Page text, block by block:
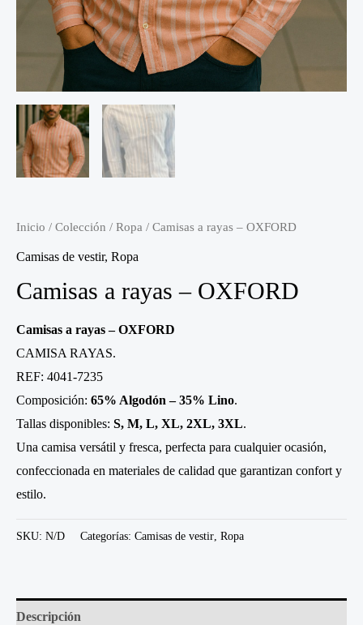
Inicio / Colección / Ropa / Camisas a rayas – OXFORD
Camisas de vestir, Ropa
Camisas a rayas – OXFORD
Camisas a rayas – OXFORD
CAMISA RAYAS.
REF: 4041-7235
Composición: 65% Algodón – 35% Lino.
Tallas disponibles: S, M, L, XL, 2XL, 3XL.
Una camisa versátil y fresca, perfecta para cualquier ocasión,
confeccionada en materiales de calidad que garantizan confort y
estilo.
SKU: N/D Categorías: Camisas de vestir Ropa
Descripción